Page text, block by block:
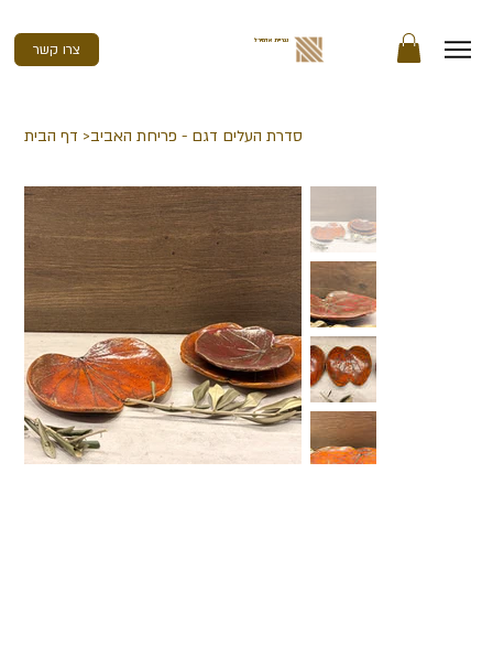
צרו קשר נגריית אדמירל
דף הבית >סדרת העלים דגם - פריחת האביב